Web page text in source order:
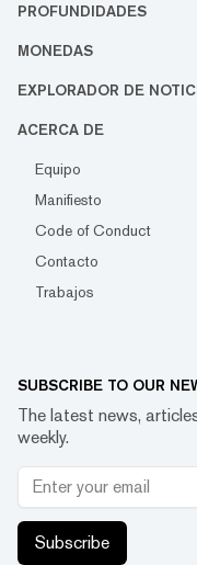
PROFUNDIDADES
MONEDAS
EXPLORADOR DE
ACERCA DE
Equipo
Manifiesto
Code of Conduct
Contacto
Trabajos
SUBSCRIBE TO OUR
The latest news,
weekly.
Subscribe